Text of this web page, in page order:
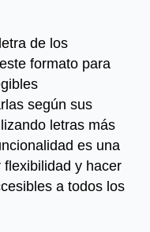
de los
formato para
según sus
letras más
es una
y hacer
a todos los